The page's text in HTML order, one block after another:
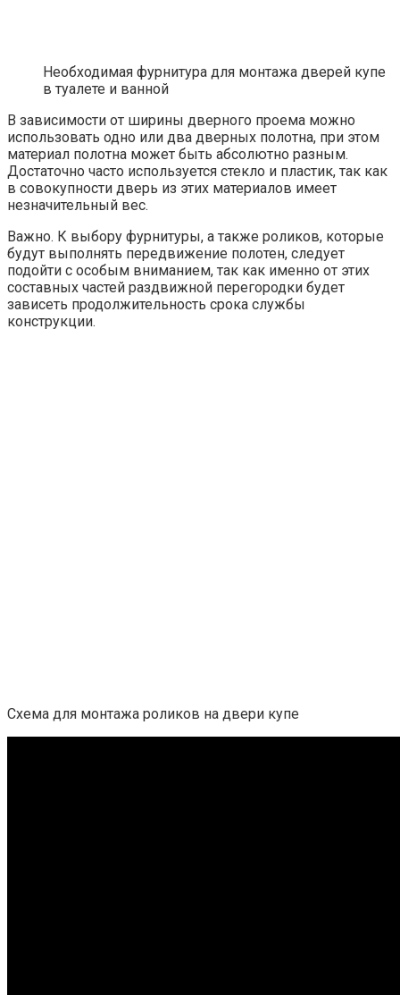
Необходимая фурнитура для монтажа дверей купе
в туалете и ванной
В зависимости от ширины дверного проема можно
использовать одно или два дверных полотна, при этом
материал полотна может быть абсолютно разным.
Достаточно часто используется стекло и пластик, так как
в совокупности дверь из этих материалов имеет
незначительный вес.
Важно. К выбору фурнитуры, а также роликов, которые
будут выполнять передвижение полотен, следует
подойти с особым вниманием, так как именно от этих
составных частей раздвижной перегородки будет
зависеть продолжительность срока службы
конструкции.
Схема для монтажа роликов на двери купе